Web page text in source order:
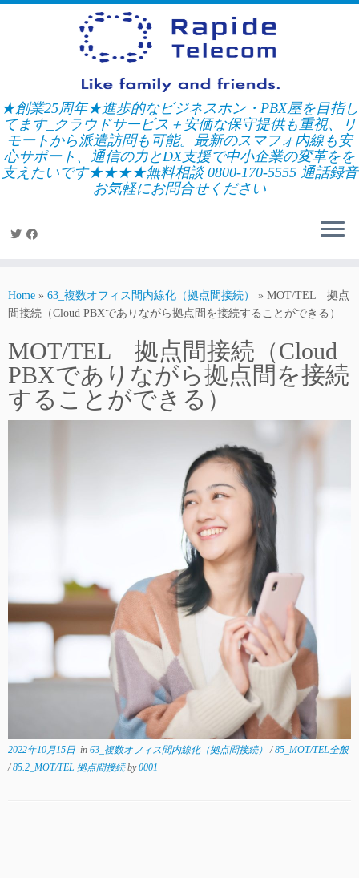
Skip
★創業25周年★進歩的なビジネスホン・PBX屋を目指し
てます_クラウドサービス＋安価な保守提供も重視、リ
モートから派遣訪問も可能。最新のスマフォ内線も安
心サポート、通信の力とDX支援で中小企業の変革をを
支えたいです★★★★無料相談 0800-170-5555 通話録音
お気軽にお問合せください
Home » 63_複数オフィス間内線化（拠点間接続） » MOT/TEL 拠点
間接続（Cloud PBXでありながら拠点間を接続することができる）
MOT/TEL 拠点間接続（Cloud
PBXでありながら拠点間を接続
することができる）
2022年10月15日 in 63_複数オフィス間内線化（拠点間接続）/85_MOT/TEL全般
/85.2_MOT/TEL 拠点間接続by0001